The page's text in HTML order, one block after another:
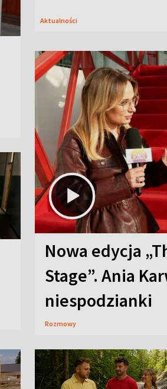
Aktualności
Nowa edycja
Stage”. Ania
niespodzianki
Rozmowy